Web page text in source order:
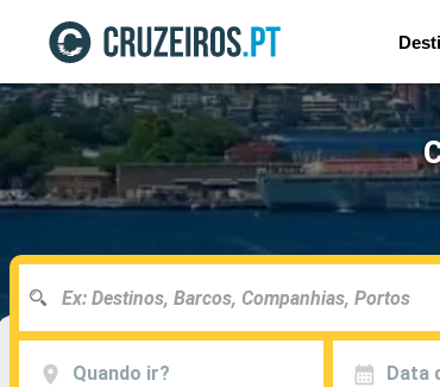
Quando ir? Data